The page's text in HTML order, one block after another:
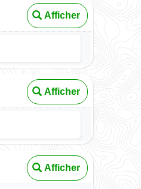
Afficher
Afficher
Afficher